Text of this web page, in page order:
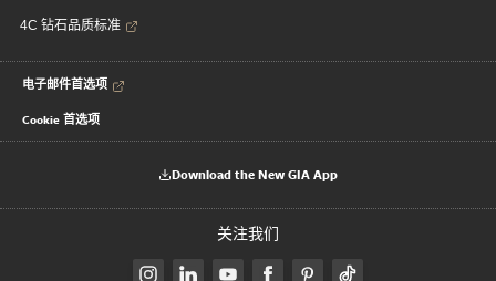
4C 钻石品质标准
电子邮件首选项
Cookie 首选项
Download the New GIA App
关注我们